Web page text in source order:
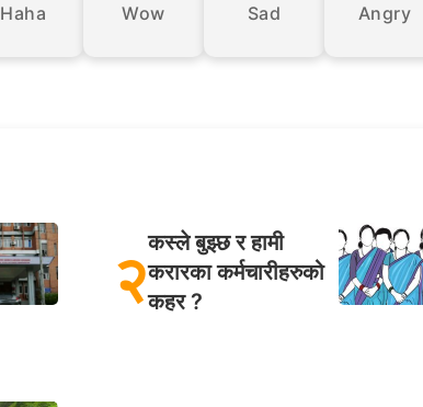
Haha Wow Sad Angry
२कस्ले बुझ्छ र हामी
करारका कर्मचारीहरुको
कहर ?